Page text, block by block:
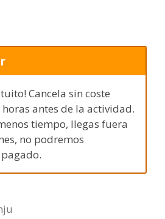
Cancela sin coste
antes de la actividad.
tiempo, llegas fuera
no podremos